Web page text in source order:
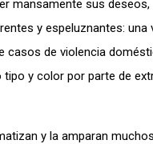
mansamente sus
y espeluznantes:
casos de violencia
y color por parte de
y la amparan